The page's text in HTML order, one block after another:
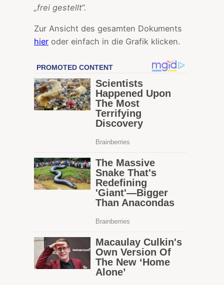
„frei gestellt“.
Zur Ansicht des gesamten Dokuments
hier oder einfach in die Grafik klicken.